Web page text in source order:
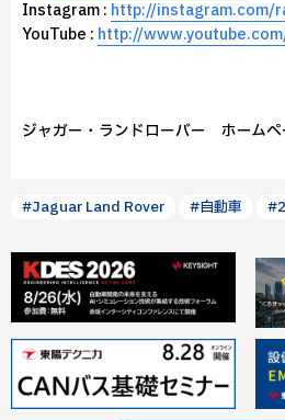
Instagram : http://instagram.com/
YouTube : http://
ジャガー・ランドローバー ホーム
#Jaguar Land Rover #自動車